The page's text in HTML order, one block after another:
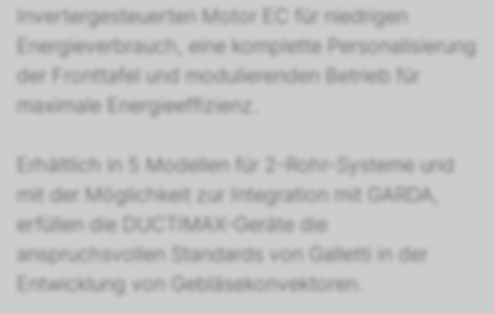
Invertergesteuerten Motor EC für niedrigen
Energieverbrauch, eine komplette Personalisierung
der Fronttafel und modulierenden Betrieb für
maximale Energieeffizienz.
Erhältlich in 5 Modellen für 2-Rohr-Systeme und
mit der Möglichkeit zur Integration mit GARDA,
erfüllen die DUCTIMAX-Geräte die
anspruchsvollen Standards von Galletti in der
Entwicklung von Gebläsekonvektoren.